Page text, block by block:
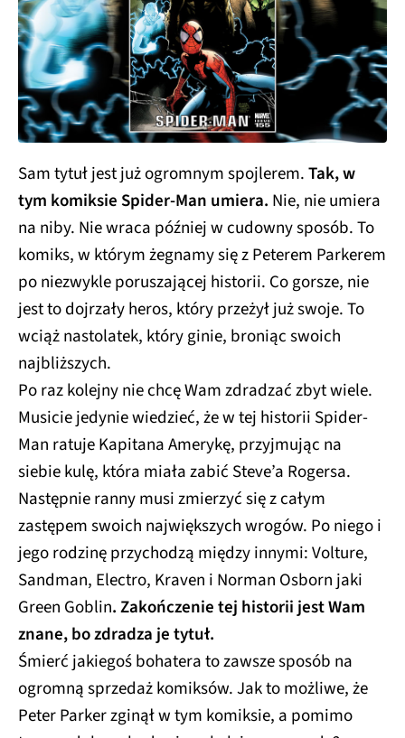
Sam tytuł jest już ogromnym spojlerem.Tak, w
tym komiksie Spider-Man umiera. Nie, nie umiera
na niby. Nie wraca później w cudowny sposób. To
komiks, w którym żegnamy się z Peterem Parkerem
po niezwykle poruszającej historii. Co gorsze, nie
jest to dojrzały heros, który przeżył już swoje. To
wciąż nastolatek, który ginie, broniąc swoich
najbliższych.
Po raz kolejny nie chcę Wam zdradzać zbyt wiele.
Musicie jedynie wiedzieć, że w tej historii Spider-
Man ratuje Kapitana Amerykę, przyjmując na
siebie kulę, która miała zabić Steve’a Rogersa.
Następnie ranny musi zmierzyć się z całym
zastępem swoich największych wrogów. Po niego i
jego rodzinę przychodzą między innymi: Volture,
Sandman, Electro, Kraven i Norman Osborn jaki
Green Goblin. Zakończenie tej historii jest Wam
znane, bo zdradza je tytuł.
Śmierć jakiegoś bohatera to zawsze sposób na
ogromną sprzedaż komiksów. Jak to możliwe, że
Peter Parker zginął w tym komiksie, a pomimo